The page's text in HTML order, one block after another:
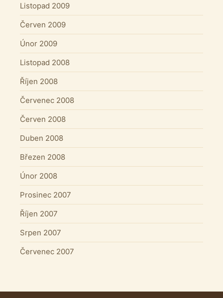
Listopad 2009
Červen 2009
Únor 2009
Listopad 2008
Říjen 2008
Červenec 2008
Červen 2008
Duben 2008
Březen 2008
Únor 2008
Prosinec 2007
Říjen 2007
Srpen 2007
Červenec 2007